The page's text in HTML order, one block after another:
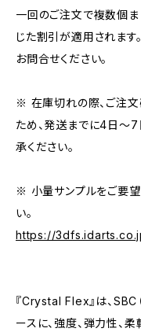
一回のご注文で複数個ま
じた割引が適用されます
お問合せください。
※ 在庫切れの際、ご注文
ため、発送までに4日～7
承ください。
※ 小量サンプルをご要望
い。
https://
『Crystal Flex』は、SBC
ースに、強度、弾力性、